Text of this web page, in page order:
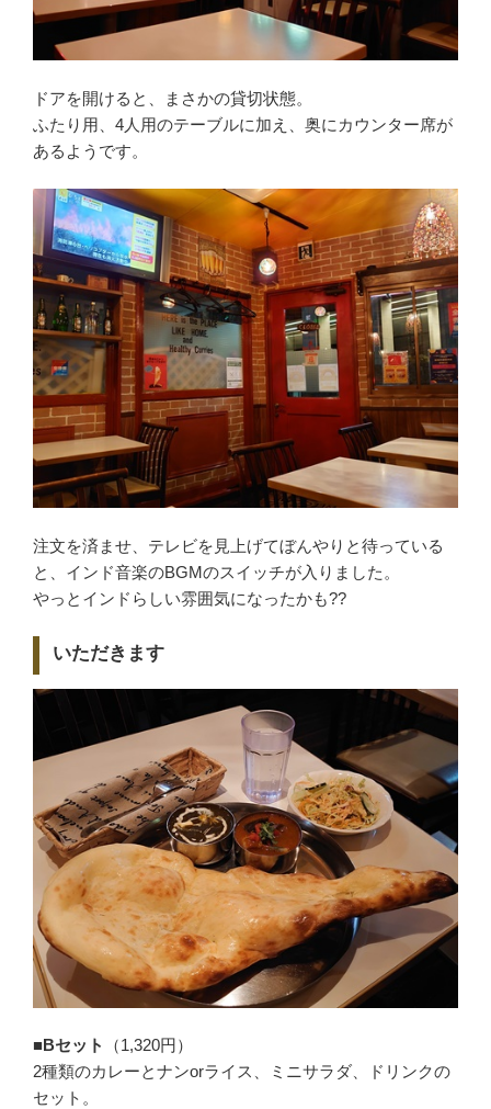
ドアを開けると、まさかの貸切状態。
ふたり用、4人用のテーブルに加え、奥にカウンター席が
あるようです。
注文を済ませ、テレビを見上げてぼんやりと待っている
と、インド音楽のBGMのスイッチが入りました。
やっとインドらしい雰囲気になったかも??
いただきます
■Bセット
（1,320円）
2種類のカレーとナンorライス、ミニサラダ、ドリンクの
セット。